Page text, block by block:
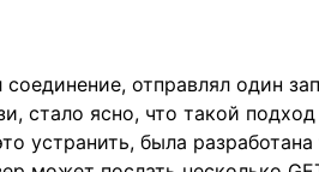
соединение, отправлял один
стало ясно, что такой
устранить, была разработана